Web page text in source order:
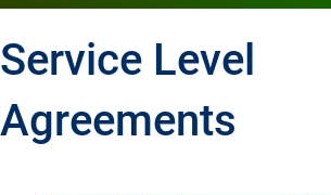
Service Level
Agreements